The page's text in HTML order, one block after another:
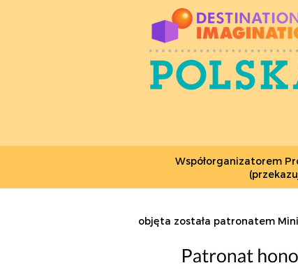
Współorganizatorem
objęta została patronatem